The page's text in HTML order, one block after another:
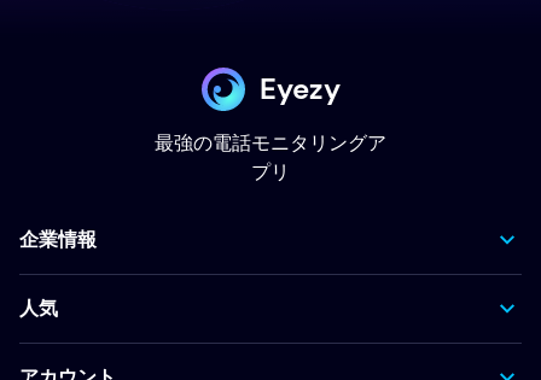
Eyezy
最強の電話モニタリングア
プリ
企業情報
人気